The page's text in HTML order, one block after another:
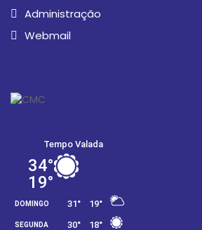
Administração
Webmail